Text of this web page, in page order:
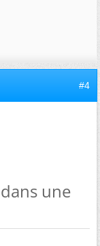
#4
une